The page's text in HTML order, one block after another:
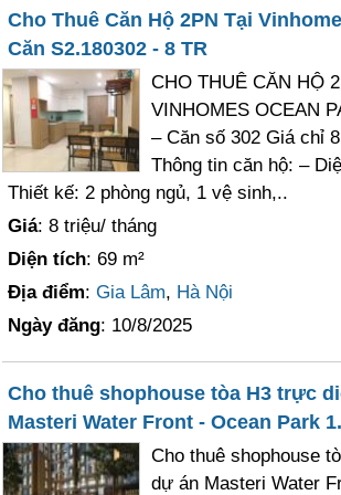
Cho Thuê Căn Hộ 2PN Tại
Căn S2.180302 - 8 TR
CHO THUÊ CĂN HỘ
VINHOMES OCEAN
– Căn số 302 Giá chỉ
Thông tin căn hộ: –
Thiết kế: 2 phòng ngủ, 1 vệ sinh,..
Giá: 8 triệu/ tháng
Diện tích: 69 m²
Địa điểm:Gia Lâm, Hà Nội
Ngày đăng: 10/8/2025
Cho thuê shophouse tòa H3 trực
Masteri Water Front - Ocean Park
Cho thuê shophouse
dự án Masteri Water